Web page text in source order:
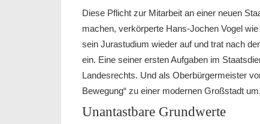
Diese Pflicht zur Mitarbeit an einer neuen
machen, verkörperte Hans-Jochen Vogel
sein Jurastudium wieder auf und trat nach
ein. Eine seiner ersten Aufgaben im
Landesrechts. Und als Oberbürgermeister
Bewegung“ zu einer modernen Großstadt
Unantastbare Grundwerte